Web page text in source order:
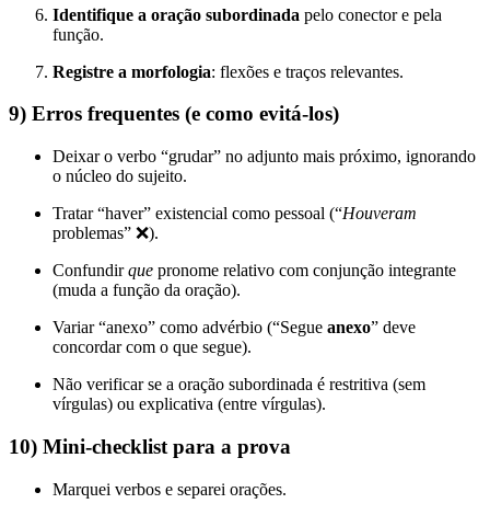
Identifique a oração subordinada pelo conector e pela
função.
Registre a morfologia: flexões e traços relevantes.
9) Erros frequentes (e como evitá-los)
Deixar o verbo “grudar” no adjunto mais próximo, ignorando
o núcleo do sujeito.
Tratar “haver” existencial como pessoal (“Houveram
problemas” ❌).
Confundirque pronome relativo com conjunção integrante
(muda a função da oração).
Variar “anexo” como advérbio (“Segue anexo” deve
concordar com o que segue).
Não verificar se a oração subordinada é restritiva (sem
vírgulas) ou explicativa (entre vírgulas).
10) Mini-checklist para a prova
Marquei verbos e separei orações.